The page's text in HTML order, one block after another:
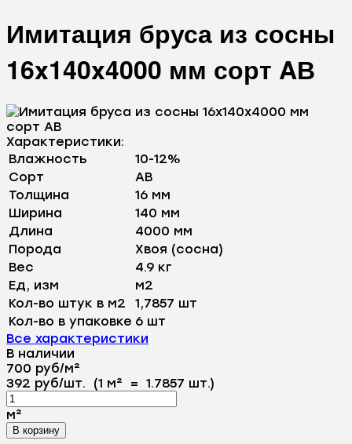
Имитация бруса из сосны
16x140x4000 мм сорт AВ
Характеристики:
Влажность
10-12%
Сорт
AB
Толщина
16 мм
Ширина
140 мм
Длина
4000 мм
Порода
Хвоя (сосна)
Вес
4.9 кг
Ед, изм
м2
Кол-во штук в м2
1,7857 шт
Кол-во в упаковке 6 шт
Все характеристики
В наличии
700 руб/м²
392 руб/шт. (1 м² = 1.7857 шт.)
м²
В корзину